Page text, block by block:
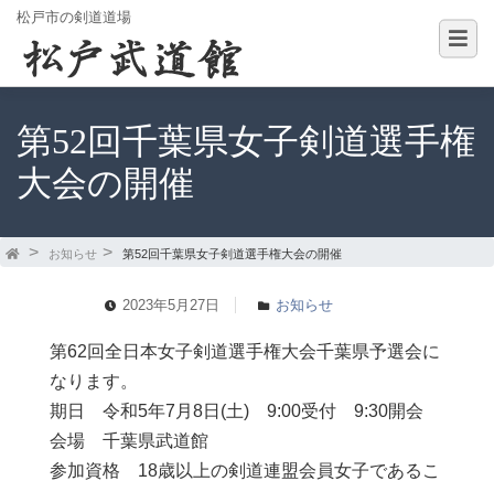
松戸市の剣道道場
第52回千葉県女子剣道選手権
大会の開催
お知らせ 第52回千葉県女子剣道選手権大会の開催
2023年5月27日 お知らせ
第62回全日本女子剣道選手権大会千葉県予選会に
なります。
期日 令和5年7月8日(土) 9:00受付 9:30開会
会場 千葉県武道館
参加資格 18歳以上の剣道連盟会員女子であるこ